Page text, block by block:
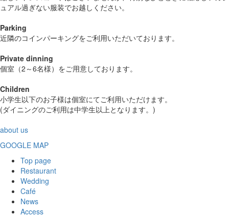
ュアル過ぎない服装でお越しください。
Parking
近隣のコインパーキングをご利用いただいております。
Private dinning
個室（2～6名様）をご用意しております。
Children
小学生以下のお子様は個室にてご利用いただけます。
(ダイニングのご利用は中学生以上となります。)
about us
GOOGLE MAP
Top page
Restaurant
Wedding
Café
News
Access